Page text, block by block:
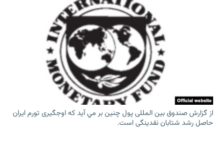
گزارش‌های ویدئویی
زبان‌های دیگر
از گزارش صندوق بين المللی پول چنين بر مي آيد که اوجگيری تورم ايران
حاصل رشد شتابان نقدينگی است.